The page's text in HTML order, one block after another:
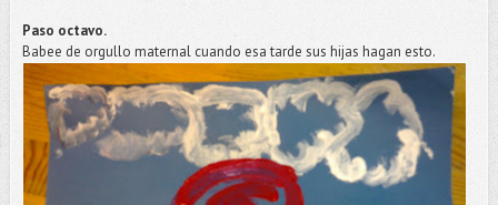
Paso octavo.
Babee de orgullo maternal cuando esa tarde sus hijas hagan esto.